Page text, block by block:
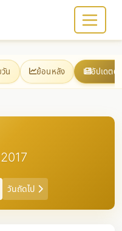
วัน ย้อนหลัง อัปเดตต
วันถัดไป